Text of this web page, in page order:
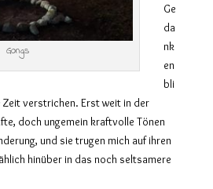
Gongs
Ge
da
nk
en
bli
verstrichen. Erst weit in der
doch ungemein kraftvolle Tönen
und sie trugen mich auf ihren
hinüber in das noch seltsamere